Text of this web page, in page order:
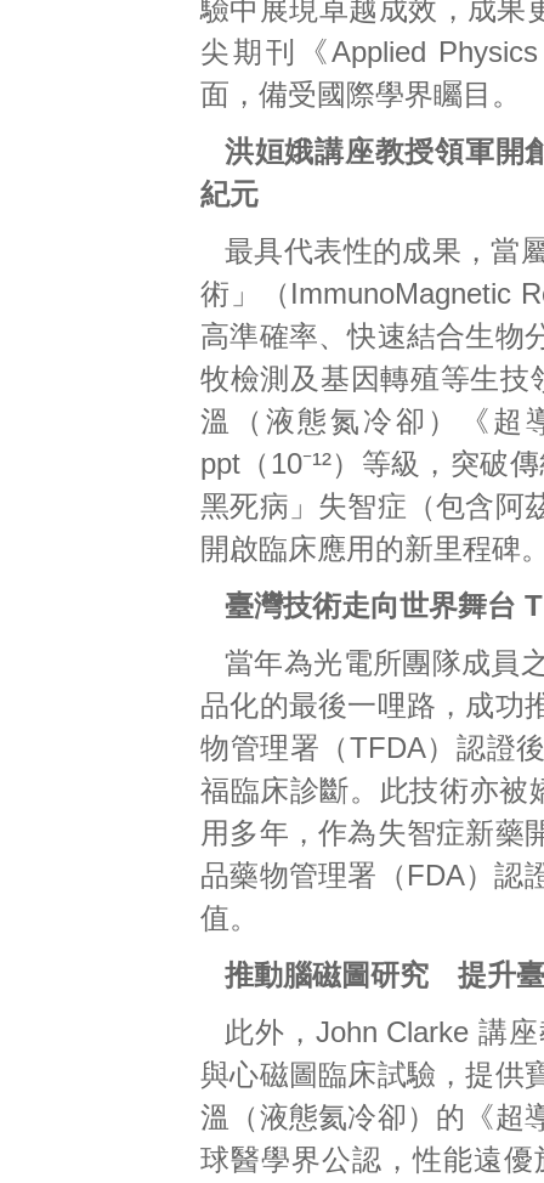
驗中展現卓越成效，成果
尖期刊《Applied
面，備受國際學界矚目。
洪姮娥講座教授領軍開
紀元
最具代表性的成果，當
術」（ImmunoMagnetic
高準確率、快速結合生物
牧檢測及基因轉殖等生技
溫（液態氮冷卻）《超
ppt（10⁻¹²）等級，突破
黑死病」失智症（包含阿
開啟臨床應用的新里程碑
臺灣技術走向世界舞台
當年為光電所團隊成員
品化的最後一哩路，成功
物管理署（TFDA）認證
福臨床診斷。此技術亦被
用多年，作為失智症新藥
品藥物管理署（FDA）認
值。
推動腦磁圖研究 提升
此外，John Clarke 講
與心磁圖臨床試驗，提供
溫（液態氦冷卻）的《超
球醫學界公認，性能遠